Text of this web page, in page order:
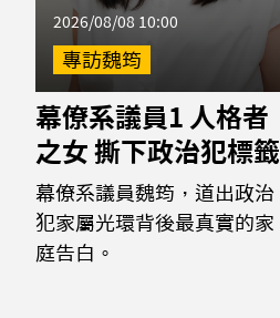
2026/08/08 10:00
專訪魏筠
幕僚系議員1 人格者
之女 撕下政治犯標籤
幕僚系議員魏筠，道出政治
犯家屬光環背後最真實的家
庭告白。